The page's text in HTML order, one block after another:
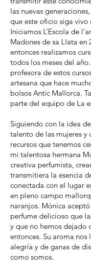
las nuevas
que este oficio siga vivo
Iniciamos L’Escola de
Madones de sa Llata ​​en
entonces realizamos
todos los meses del
profesora de estos
artesana que hace
bolsos Antic Mallorca.
parte del equipo de La
Siguiendo con la idea
talento de las mujeres y
recursos que tenemos
mi talentosa hermana
creativa perfumista,
transmitiera la esencia
conectada con el lugar
en pleno campo
naranjos. Mónica
perfume delicioso que
y que no hemos dejado
entonces. Su aroma
alegría y de ganas de
como somos.